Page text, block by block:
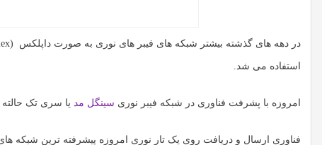
استفاده می شد.
امروزه با پشرفت فناوری در شبکه فیبر نوری سینگل مد یا سری تک
فناوری ارسال و دریافت روی یک تار نوری امروزه پیشرفته ترین شبکه